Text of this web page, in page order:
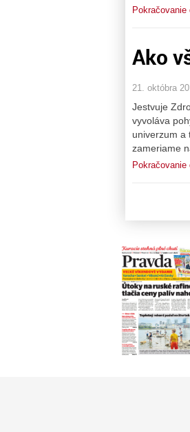
Pokračovanie
Ako
21. októbra
Jestvuje
vyvoláva
univerzum a
zameriame
Pokračovanie